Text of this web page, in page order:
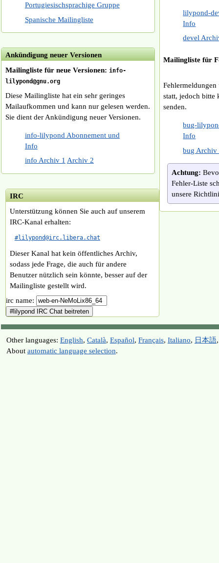
Portugiesischsprachige Gruppe
Spanische Mailingliste
lilypond-
Info
devel
Mailingliste für
statt, jedoch bitte
senden.
bug-
Info
bug Archiv
Achtung:
Fehler-Liste
unsere
Ankündigung neuer Versionen
Mailingliste für neue Versionen: info-
lilypond@gnu.org
Diese Mailingliste hat ein sehr geringes
Mailaufkommen und kann nur gelesen werden.
Sie dient der Ankündigung neuer Versionen.
info-lilypond Abonnement und
Info
info Archiv 1 Archiv 2
IRC
Unterstützung können Sie auch auf unserem
IRC-Kanal erhalten:
#lilypond@irc.libera.chat
Dieser Kanal hat kein öffentliches Archiv,
sodass jede Frage, die auch für andere
Benutzer nützlich sein könnte, besser auf der
Mailingliste gestellt wird.
irc name:
Other languages: English, Català, Español, Français, Italiano, 日本語
About automatic language selection.